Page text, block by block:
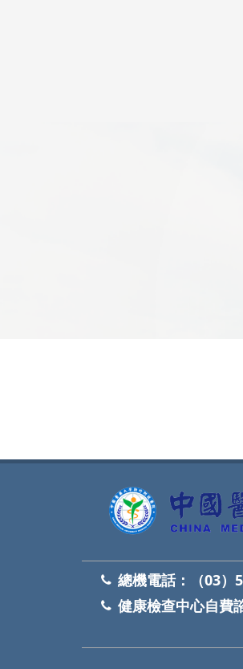
總機電話：
（03
健康檢查中心自費